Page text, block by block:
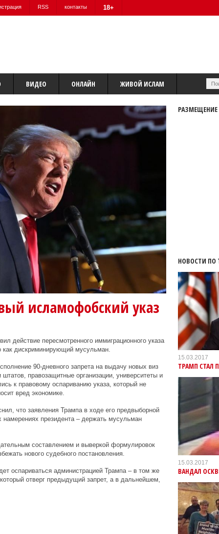
RSS контакты 18+
ВИДЕО ОНЛАЙН ЖИВОЙ ИСЛАМ
исламофобский указ
действие пересмотренного иммиграционного указа
как дискриминирующий мусульман.
90-дневного запрета на выдачу новых виз
правозащитные организации, университеты и
к правовому оспариванию указа, который не
вред экономике.
что заявления Трампа в ходе его предвыборной
президента – держать мусульман
составлением и выверкой формулировок
нового судебного постановления.
оспариваться администрацией Трампа – в том же
отверг предыдущий запрет, а в дальнейшем,
НОВОСТИ ПО
15.03.2017
ТРАМП СТАЛ
15.03.2017
ВАНДАЛ